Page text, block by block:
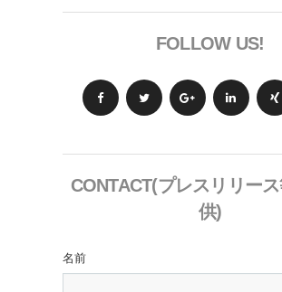
FOLLOW US!
CONTACT(プレスリリー
供)
名前